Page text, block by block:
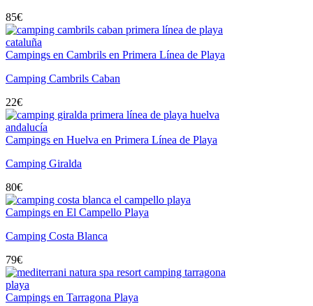
85€
Campings en Cambrils en Primera Línea de Playa
Camping Cambrils Caban
22€
Campings en Huelva en Primera Línea de Playa
Camping Giralda
80€
Campings en El Campello Playa
Camping Costa Blanca
79€
Campings en Tarragona Playa